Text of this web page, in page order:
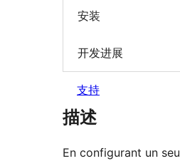
安装
开发进展
支持
描述
En configurant un